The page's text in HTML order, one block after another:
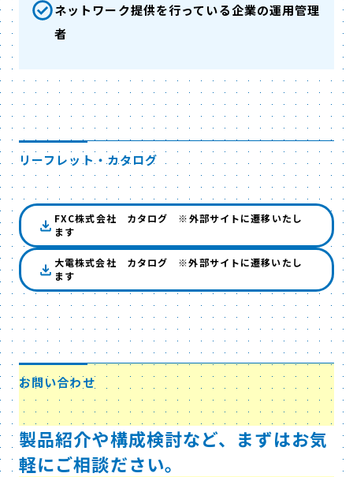
ネットワーク提供を行っている企業の運用管理
者
リーフレット・カタログ
FXC株式会社 カタログ ※外部サイトに遷移いたし
ます
大電株式会社 カタログ ※外部サイトに遷移いたし
ます
お問い合わせ
製品紹介や構成検討など、まずはお気
軽にご相談ださい。